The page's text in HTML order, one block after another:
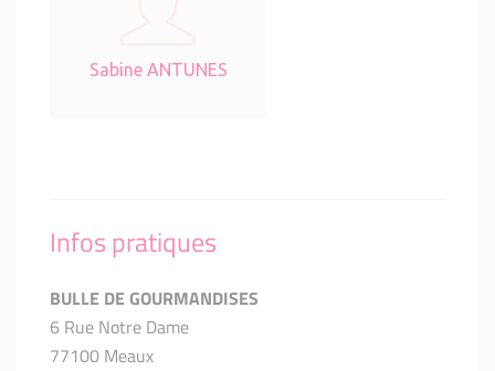
Sabine ANTUNES
Infos pratiques
BULLE DE GOURMANDISES
6 Rue Notre Dame
77100 Meaux